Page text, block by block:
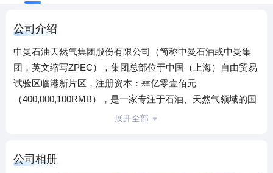
公司介绍
中曼石油天然气集团股份有限公司（简称中曼石油或中曼集
团，英文缩写ZPEC），集团总部位于中国（上海）自由贸易
试验区临港新片区，注册资本：肆亿零壹佰元
（400,000,100RMB），是一家专注于石油、天然气领域的国
际知名综合性油气公司。2017年11月17日，中曼石油在上海
集团公司以油气勘探开发、一体化钻完井工程技术服务为核
展开全部
公司相册